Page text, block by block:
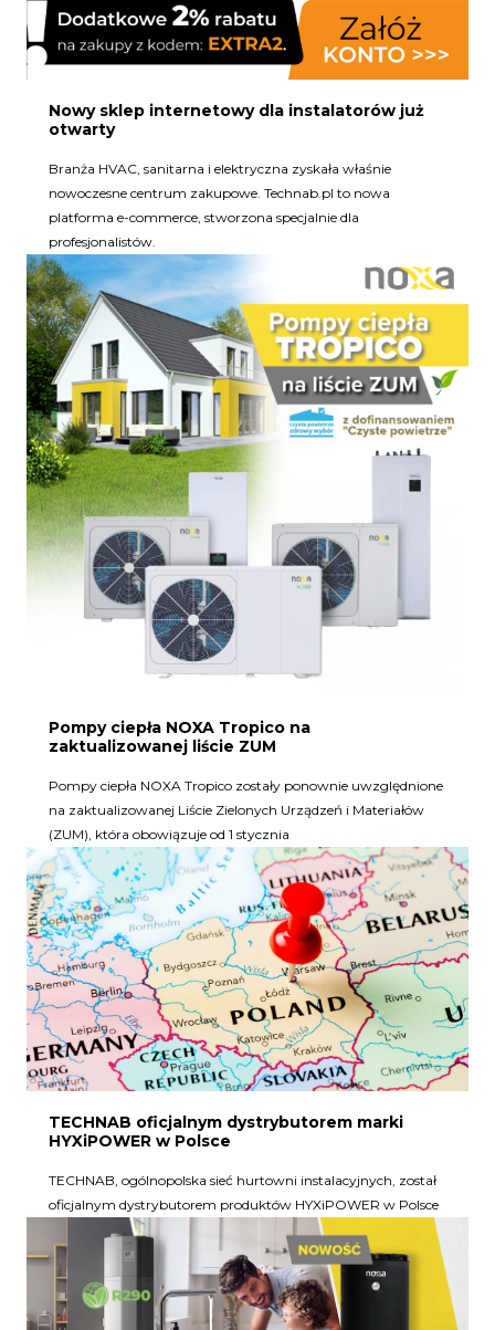
Nowy sklep internetowy dla instalatorów już
otwarty
Branża HVAC, sanitarna i elektryczna zyskała właśnie
nowoczesne centrum zakupowe. Technab.pl to nowa
platforma e-commerce, stworzona specjalnie dla
profesjonalistów.
Pompy ciepła NOXA Tropico na
zaktualizowanej liście ZUM
Pompy ciepła NOXA Tropico zostały ponownie uwzględnione
na zaktualizowanej Liście Zielonych Urządzeń i Materiałów
(ZUM), która obowiązuje od 1 stycznia
TECHNAB oficjalnym dystrybutorem marki
HYXiPOWER w Polsce
TECHNAB, ogólnopolska sieć hurtowni instalacyjnych, został
oficjalnym dystrybutorem produktów HYXiPOWER w Polsce